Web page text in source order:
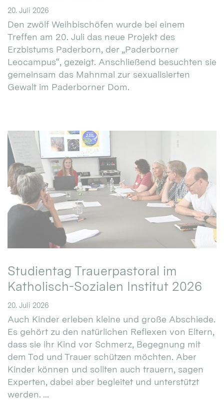
20. Juli 2026
Den zwölf Weihbischöfen wurde bei einem
Treffen am 20. Juli das neue Projekt des
Erzbistums Paderborn, der „Paderborner
Leocampus“, gezeigt. Anschließend besuchten sie
gemeinsam das Mahnmal zur sexualisierten
Gewalt im Paderborner Dom.
Studientag Trauerpastoral im
Katholisch-Sozialen Institut 2026
20. Juli 2026
Auch Kinder erleben kleine und große Abschiede.
Es gehört zu den natürlichen Reflexen von Eltern,
dass sie ihr Kind vor Schmerz, Begegnung mit
dem Tod und Trauer schützen möchten. Aber
Kinder können und sollten auch trauern, sagen
Experten, dabei aber begleitet und unterstützt
werden. ...